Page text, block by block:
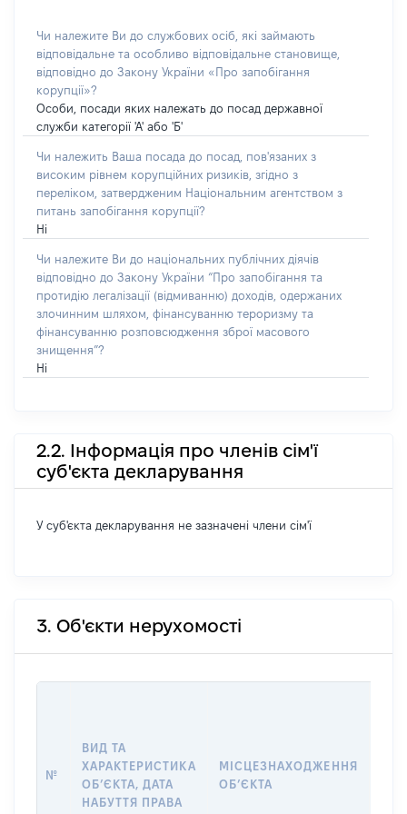
Чи належите Ви до службових осіб, які займають
відповідальне та особливо відповідальне становище,
відповідно до Закону України «Про запобігання
корупції»?
Особи, посади яких належать до посад державної
служби категорії 'А' або 'Б'
Чи належить Ваша посада до посад, пов'язаних з
високим рівнем корупційних ризиків, згідно з
переліком, затвердженим Національним агентством з
питань запобігання корупції?
Ні
Чи належите Ви до національних публічних діячів
відповідно до Закону України “Про запобігання та
протидію легалізації (відмиванню) доходів, одержаних
злочинним шляхом, фінансуванню тероризму та
фінансуванню розповсюдження зброї масового
знищення”?
Ні
2.2. Інформація про членів сім'ї
суб'єкта декларування
У суб'єкта декларування не зазначені члени сім'ї
3. Об'єкти нерухомості
№
ВИД ТА
ХАРАКТЕРИСТИКА
ОБʼЄКТА, ДАТА
НАБУТТЯ ПРАВА
МІСЦЕЗНАХОДЖЕННЯ
ОБʼЄКТА